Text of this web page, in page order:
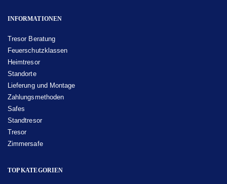
INFORMATIONEN
Tresor Beratung
Feuerschutzklassen
Heimtresor
Standorte
Lieferung und Montage
Zahlungsmethoden
Safes
Standtresor
Tresor
Zimmersafe
TOP KATEGORIEN